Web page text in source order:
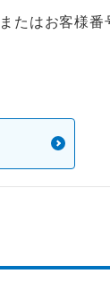
たはお客様番